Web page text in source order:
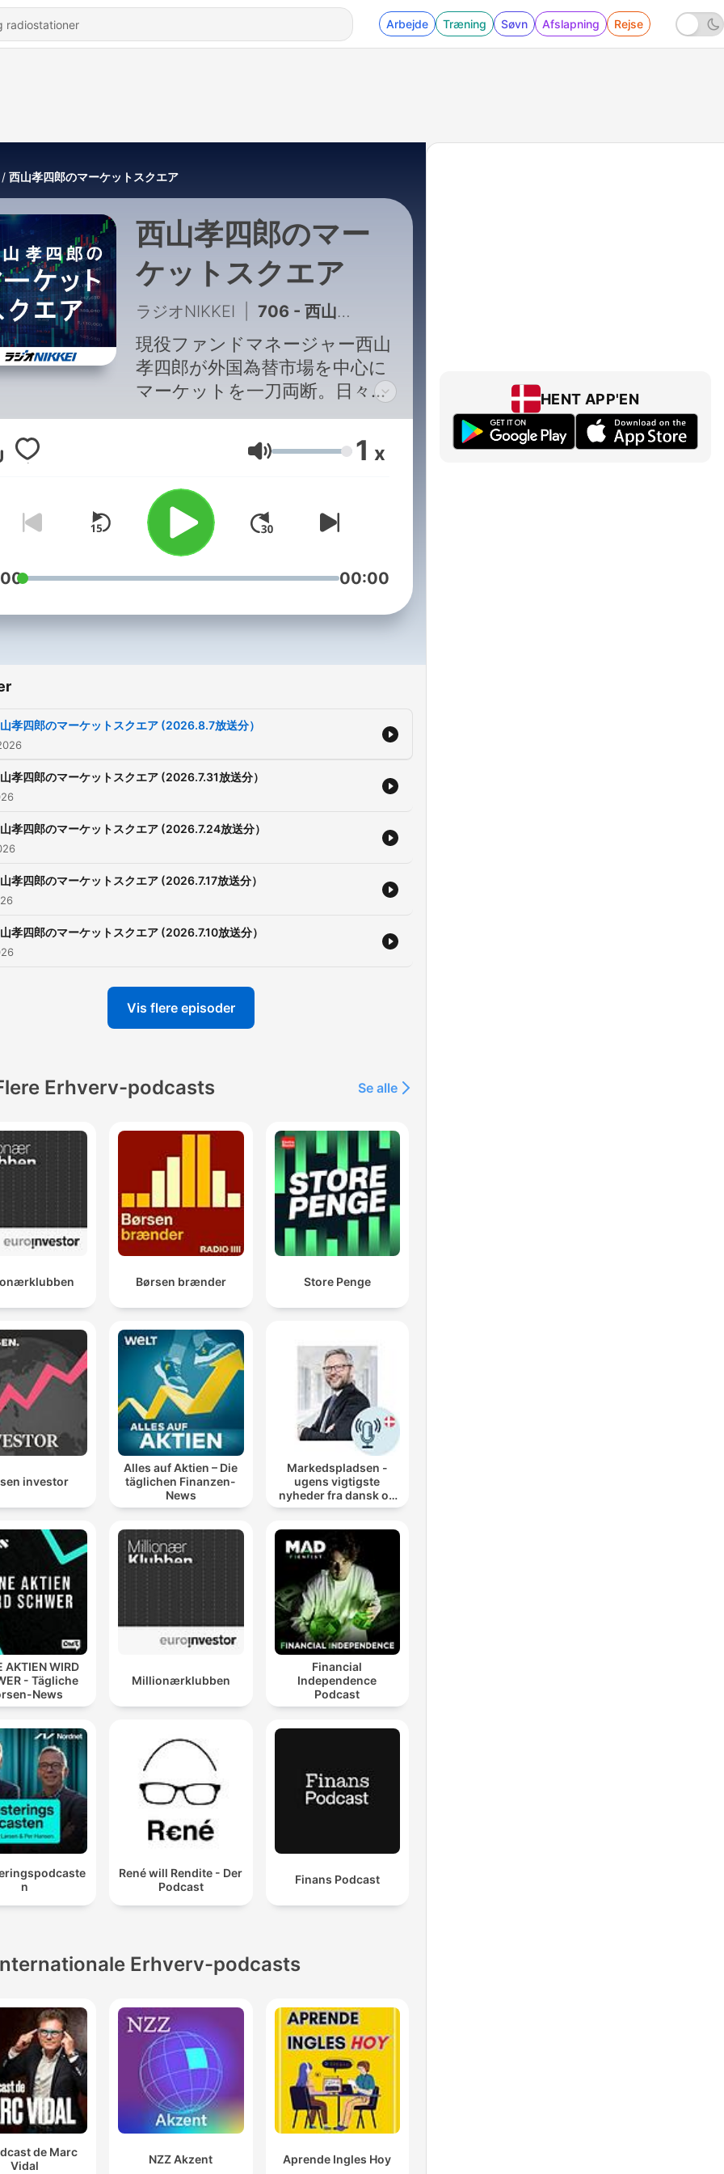
Arbejde Træning Søvn Afslapning Rejse
西山孝四郎のマーケットスクエア
西山孝四郎のマー
ケットスクエア
ラジオNIKKEI 706 - 西山孝四郎のマーケットスクエア (2026.8.7放送分）
現役ファンドマネージャー西山
孝四郎が外国為替市場を中心に
マーケットを一刀両断。日々マ
ーケットに接している西山氏な
らではのリアリティのある情報
Lydstyrke 1 x
00:00
孝四郎のマーケットスクエア (2026.8.7放送分）
孝四郎のマーケットスクエア (2026.7.31放送分）
孝四郎のマーケットスクエア (2026.7.24放送分）
孝四郎のマーケットスクエア (2026.7.17放送分）
孝四郎のマーケットスクエア (2026.7.10放送分）
Vis flere episoder
Erhverv-podcasts Se alle
Børsen brænder Store Penge
investor
Alles auf Aktien – Die
täglichen Finanzen-
News
Markedspladsen -
ugens vigtigste
nyheder fra dansk og
international økonomi
AKTIEN WIRD
- Tägliche
News
Millionærklubben
Financial
Independence
Podcast
n
René will Rendite - Der
Podcast
Finans Podcast
Erhverv-podcasts
de Marc
Vidal
NZZ Akzent Aprende Ingles Hoy
HENT APP'EN